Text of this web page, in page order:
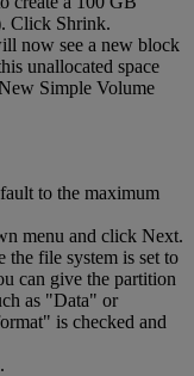
Click Shrink.
now see a new block
unallocated space
Simple Volume
to the maximum
menu and click Next.
the file system is set to
can give the partition
as "Data" or
is checked and